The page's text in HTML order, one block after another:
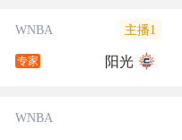
WNBA 主播1
专家 阳光
WNBA